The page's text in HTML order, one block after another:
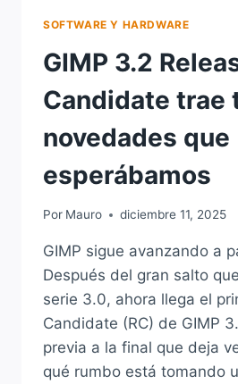
SOFTWARE Y HARDWARE
GIMP 3.2
Candidate trae
novedades que
esperábamos
Por Mauro diciembre 11, 2025
GIMP sigue avanzando a
Después del gran salto
serie 3.0, ahora llega el
Candidate (RC) de GIMP
previa a la final que deja
qué rumbo está tomando